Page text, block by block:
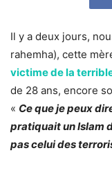
Il y a deux jours,
rahemha), cette
victime de la
de 28 ans, encore
« Ce que je peux
pratiquait un Islam
pas celui des